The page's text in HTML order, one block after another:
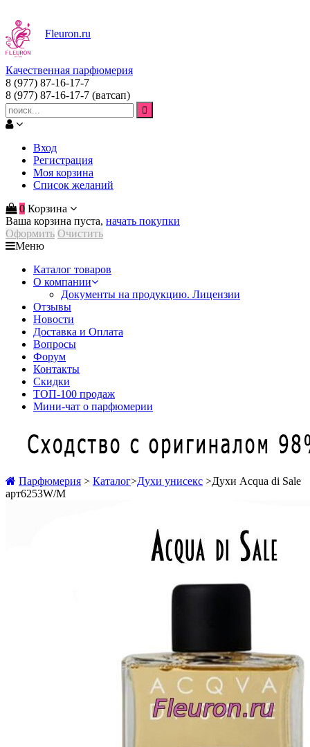
Fleuron.ru
Качественная парфюмерия
8 (977) 87-16-17-7
8 (977) 87-16-17-7 (ватсап)
Вход
Регистрация
Моя корзина
Список желаний
0 Корзина
Ваша корзина пуста, начать покупки
Оформить Очистить
Меню
Каталог товаров
О компании
Документы на продукцию. Лицензии
Отзывы
Новости
Доставка и Оплата
Вопросы
Форум
Контакты
Скидки
ТОП-100 продаж
Мини-чат о парфюмерии
Парфюмерия > Каталог>Духи унисекс >Духи Acqua di Sale
арт6253W/M